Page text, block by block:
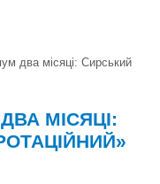
два місяці: Сирський
МІСЯЦІ: